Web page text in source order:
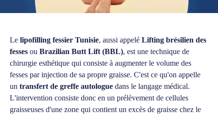
Le lipofilling fessier Tunisie, aussi appelé Lifting brésilien des
fesses ou Brazilian Butt Lift (BBL), est une technique de
chirurgie esthétique qui consiste à augmenter le volume des
fesses par injection de sa propre graisse. C'est ce qu'on appelle
un transfert de greffe autologue dans le langage médical.
L'intervention consiste donc en un prélèvement de cellules
graisseuses d'une zone qui contient un excès de graisse chez le